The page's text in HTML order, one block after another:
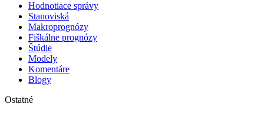
Hodnotiace správy
Stanoviská
Makroprognózy
Fiškálne prognózy
Štúdie
Modely
Komentáre
Blogy
Ostatné